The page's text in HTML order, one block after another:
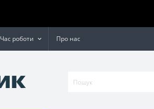
Час роботи Про нас